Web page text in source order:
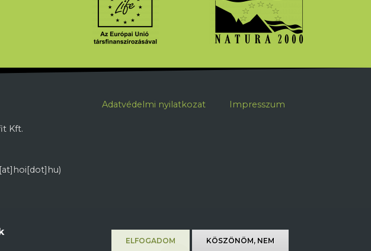
Kft.
Lábléc
Adatvédelmi nyilatkozat Impresszum
ELFOGADOM KÖSZÖNÖM, NEM